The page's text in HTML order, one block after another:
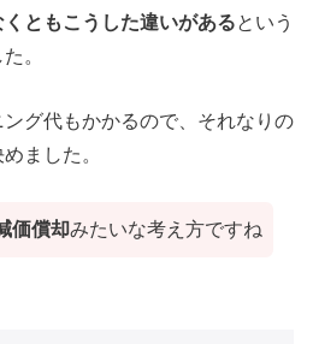
ともこうした違いがあるという
。
グ代もかかるので、それなりの
ました。
価償却みたいな考え方ですね